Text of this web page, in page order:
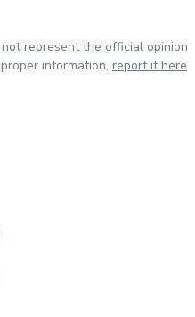
represent the official opinion
information, report it here